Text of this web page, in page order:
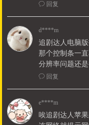
ꂖ 回复
d****m
追剧达人电脑
那个控制条一
分辨率问题还
ꂖ 回复
e****m
唉追剧达人苹